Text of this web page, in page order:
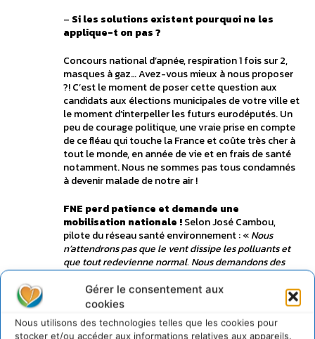
Gérer le consentement aux
cookies
Nous utilisons des technologies telles que les cookies pour
stocker et/ou accéder aux informations relatives aux appareils.
– Si les solutions existent pourquoi ne les
applique-t on pas ?
Concours national d’apnée, respiration 1 fois sur 2,
masques à gaz… Avez-vous mieux à nous proposer
?! C’est le moment de poser cette question aux
candidats aux élections municipales de votre ville et
le moment d’interpeller les futurs eurodéputés. Un
peu de courage politique, une vraie prise en compte
de ce fléau qui touche la France et coûte très cher à
tout le monde, en année de vie et en frais de santé
notamment. Nous ne sommes pas tous condamnés
à devenir malade de notre air !
FNE perd patience et demande une
mobilisation nationale !Selon José Cambou,
pilote du réseau santé environnement : «Nous
n’attendrons pas que le vent dissipe les polluants et
que tout redevienne normal. Nous demandons des
explications et réactions fortes de nos décideurs.
Futurs élus, que proposez-vous ?»
Contact :